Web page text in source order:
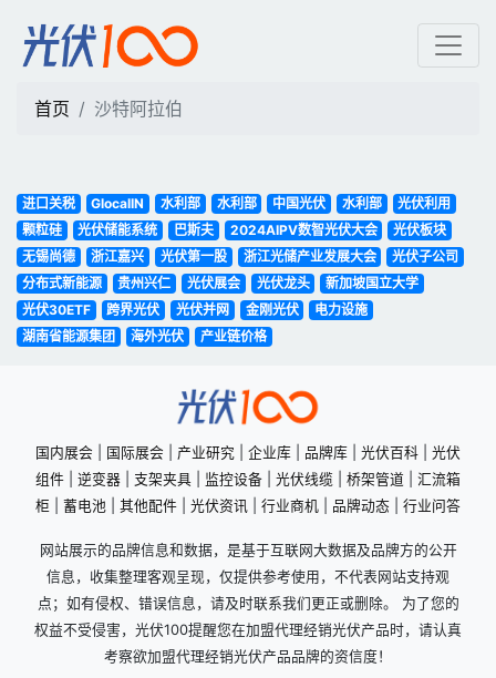
沙特阿拉伯 | 光伏100
首页 沙特阿拉伯
进口关税 GlocalIN 水利部 水利部 中国光伏 水利部
光伏利用
颗粒硅
光伏储能系统 巴斯夫 2024AIPV数智光伏大会
光伏板块
无锡尚德
浙江嘉兴 光伏第一股 浙江光储产业发展大会
光伏子公司
分布式新能源
贵州兴仁 光伏展会 光伏龙头
新加坡国立大学
光伏30ETF
跨界光伏 光伏并网 金刚光伏
电力设施
湖南省能源集团
海外光伏 产业链价格
国内展会 国际展会 产业研究 企业库 品牌库 光伏百科
光伏
组件
逆变器 支架夹具 监控设备 光伏线缆 桥架管道
汇流箱
柜
蓄电池 其他配件 光伏资讯 行业商机 品牌动态 行业问答
网站展示的品牌信息和数据，是基于互联网大数据及品牌方的公开
信息，收集整理客观呈现，仅提供参考使用，不代表网站支持观
点；如有侵权、错误信息，请及时联系我们更正或删除。 为了您的
权益不受侵害，光伏100提醒您在加盟代理经销光伏产品时，请认真
考察欲加盟代理经销光伏产品品牌的资信度！